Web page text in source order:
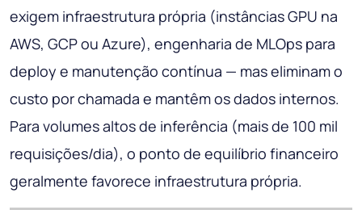
exigem infraestrutura própria (instâncias GPU na
AWS, GCP ou Azure), engenharia de MLOps para
deploy e manutenção contínua — mas eliminam o
custo por chamada e mantêm os dados internos.
Para volumes altos de inferência (mais de 100 mil
requisições/dia), o ponto de equilíbrio financeiro
geralmente favorece infraestrutura própria.